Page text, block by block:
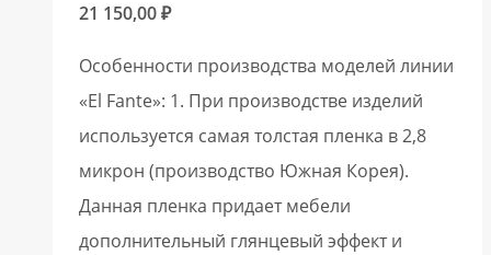
21 150,00₽
Особенности производства моделей линии
«El Fante»: 1. При производстве изделий
используется самая толстая пленка в 2,8
микрон (производство Южная Корея).
Данная пленка придает мебели
дополнительный глянцевый эффект и